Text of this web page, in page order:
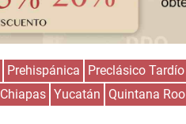
Prehispánica Preclásico Tardío
Chiapas Yucatán Quintana Roo